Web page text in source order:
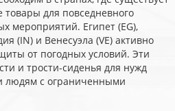
для повседневного
мероприятий. Египет (EG),
(IN) и Венесуэла (VE) активно
от погодных условий. Эти
и трости-сиденья для нужд
людям с ограниченными